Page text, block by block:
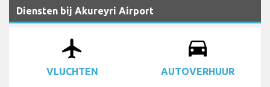
Diensten bij Akureyri Airport
airplanemode_active
VLUCHTEN
drive_eta
AUTOVERHUUR